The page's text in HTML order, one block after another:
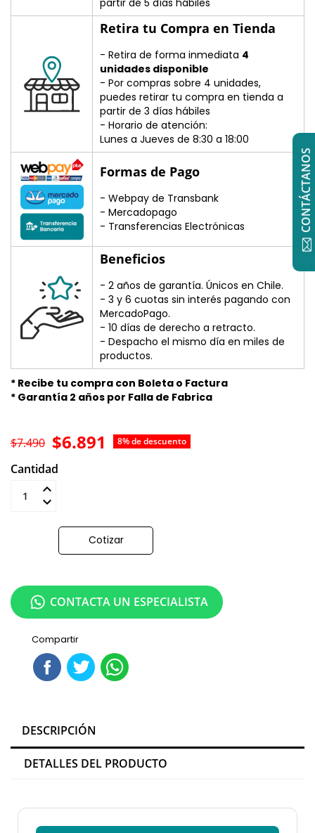
Retira tu Compra en Tienda
- Retira de forma inmediata 4
unidades disponible
- Por compras sobre 4 unidades,
puedes retirar tu compra en tienda a
partir de 3 días hábiles
- Horario de atención:
Lunes a Jueves de 8:30 a 18:00
Formas de Pago
- Webpay de Transbank
- Mercadopago
- Transferencias Electrónicas
Beneficios
- 2 años de garantía. Únicos en Chile.
- 3 y 6 cuotas sin interés pagando con
MercadoPago.
- 10 días de derecho a retracto.
- Despacho el mismo día en miles de
productos.
* Recibe tu compra con Boleta o Factura
* Garantía 2 años por Falla de Fabrica
$6.891 8% de descuento
$7.490
Cantidad
Cotizar
Compartir
CONTACTA UN ESPECIALISTA
DESCRIPCIÓN
DETALLES DEL PRODUCTO
CONTÁCTANOS